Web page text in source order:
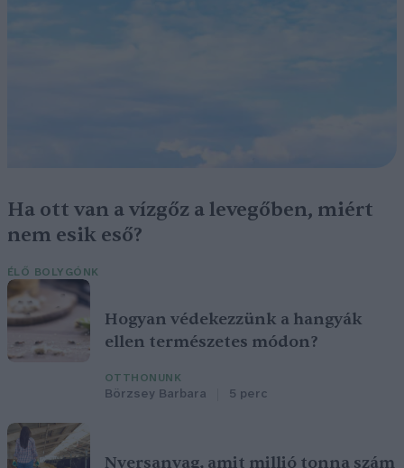
Ha ott van a vízgőz a levegőben, miért
nem esik eső?
ÉLŐ BOLYGÓNK
Hogyan védekezzünk a hangyák
ellen természetes módon?
OTTHONUNK
Börzsey Barbara 5 perc
Nyersanyag, amit millió tonna szám